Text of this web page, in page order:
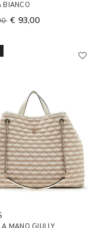
BIANCO
€ 93,00